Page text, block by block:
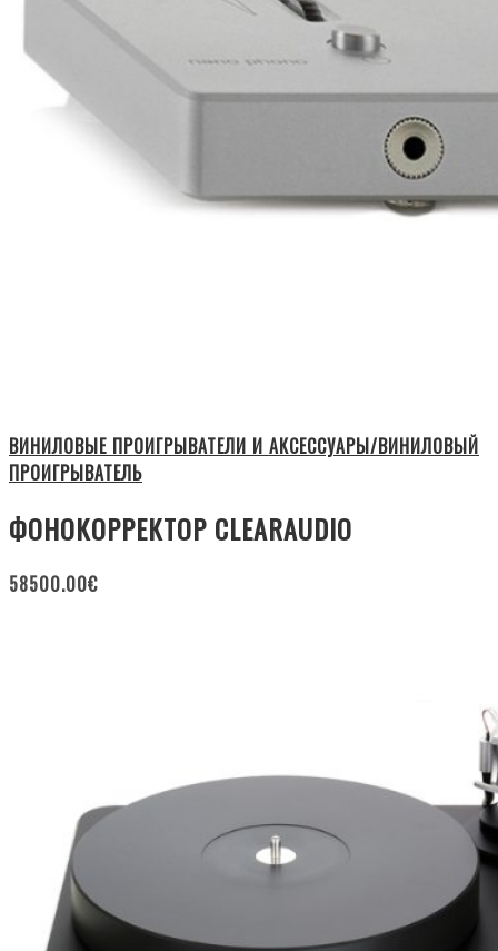
ВИНИЛОВЫЕ ПРОИГРЫВАТЕЛИ И АКСЕССУАРЫ/ВИНИЛОВЫЙ
ПРОИГРЫВАТЕЛЬ
ФОНОКОРРЕКТОР CLEARAUDIO
58500.00€